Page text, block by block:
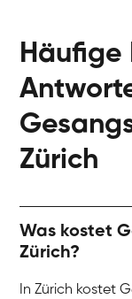
Häufige
Zürich
Was kostet
Zürich?
In Zürich kostet